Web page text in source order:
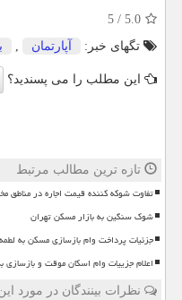
5.0
/
5
تگهای خبر:
آپارتمان
این مطلب را می پسندید؟
تازه ترین مطالب مرتبط
تفاوت شوکه کننده قیمت اجاره در مناطق
شوک سنگین به بازار مسکن تهران
جزئیات پرداخت وام بازسازی مسکن به
اعلام جزییات وام اسکان موقت و
نظرات بینندگان در مورد